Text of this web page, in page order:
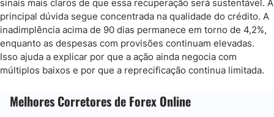
sinais mais claros de que essa recuperação será sustentável. A
principal dúvida segue concentrada na qualidade do crédito. A
inadimplência acima de 90 dias permanece em torno de 4,2%,
enquanto as despesas com provisões continuam elevadas.
Isso ajuda a explicar por que a ação ainda negocia com
múltiplos baixos e por que a reprecificação continua limitada.
Melhores Corretores de Forex Online